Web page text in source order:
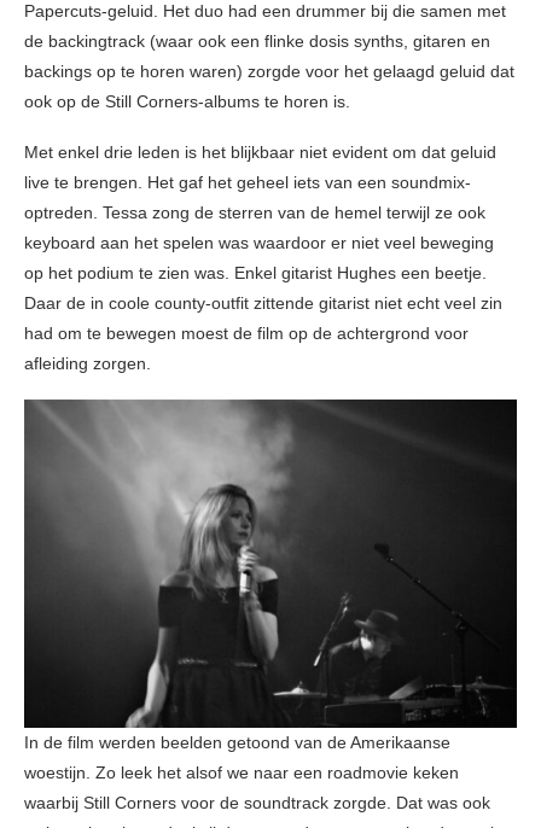
Papercuts-geluid. Het duo had een drummer bij die samen met
de backingtrack (waar ook een flinke dosis synths, gitaren en
backings op te horen waren) zorgde voor het gelaagd geluid dat
ook op de Still Corners-albums te horen is.
Met enkel drie leden is het blijkbaar niet evident om dat geluid
live te brengen. Het gaf het geheel iets van een soundmix-
optreden. Tessa zong de sterren van de hemel terwijl ze ook
keyboard aan het spelen was waardoor er niet veel beweging
op het podium te zien was. Enkel gitarist Hughes een beetje.
Daar de in coole county-outfit zittende gitarist niet echt veel zin
had om te bewegen moest de film op de achtergrond voor
afleiding zorgen.
In de film werden beelden getoond van de Amerikaanse
woestijn. Zo leek het alsof we naar een roadmovie keken
waarbij Still Corners voor de soundtrack zorgde. Dat was ook